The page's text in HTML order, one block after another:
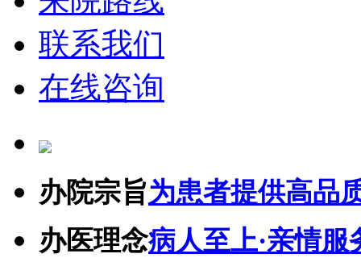
联系我们
在线咨询
办院宗旨为患者提供高品
办医理念病人至上·亲情服